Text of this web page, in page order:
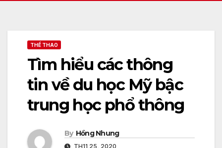
THỂ THAO
Tìm hiểu các thông
tin về du học Mỹ bậc
trung học phổ thông
By Hồng Nhung
TH11 25, 2020